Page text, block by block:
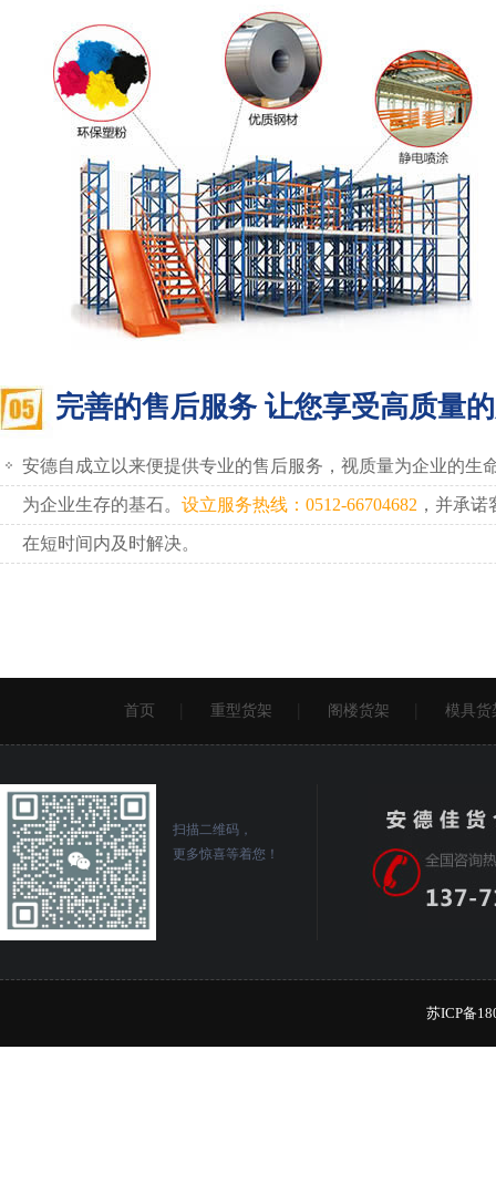
完善的售后服务 让您享受高质量
安德自成立以来便提供专业的售后服务，视质量为企业的生
为企业生存的基石。 设立服务热线：0512-66704682 ，并承
在短时间内及时解决。
首页 重型货架 阁楼货架 模具货
扫描二维码，
更多惊喜等着您！
苏ICP备